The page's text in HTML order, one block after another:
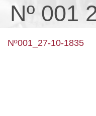
Nº 001
Nº001_27-10-1835